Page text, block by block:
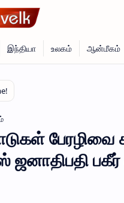
பேரழிவை
ஜனாதிபதி